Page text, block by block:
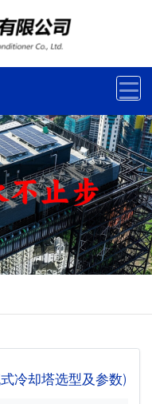
冷却塔选型及参数)